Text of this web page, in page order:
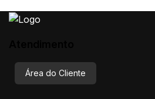
Área do Cliente